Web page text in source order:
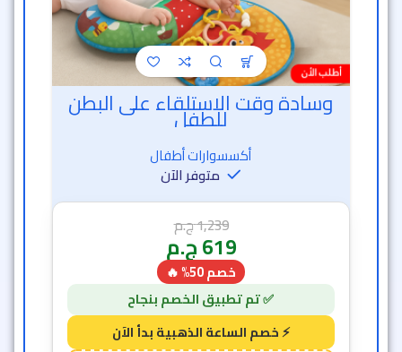
وسادة وقت الاستلقاء على البطن
للطفل
أكسسوارات أطفال
متوفر الآن
1,239ج.م
619ج.م
خصم 50% 🔥